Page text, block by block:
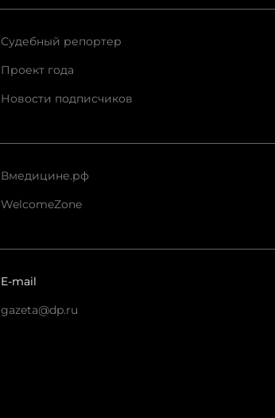
Судебный репортер
Проект года
Новости подписчиков
Вмедицине.рф
WelcomeZone
E-mail
gazeta@dp.ru